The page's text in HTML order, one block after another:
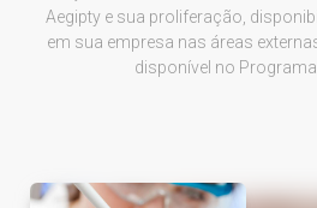
Aegipty e sua proliferação,
em sua empresa nas áreas
disponível no